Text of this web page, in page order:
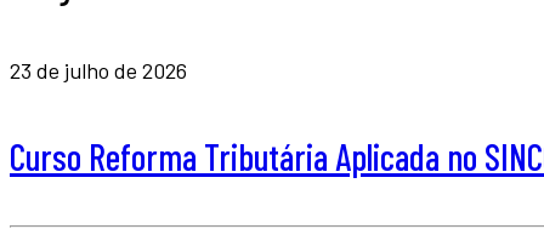
23 de julho de 2026
Curso Reforma Tributária Aplicada no